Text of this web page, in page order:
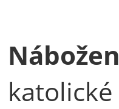
katolické